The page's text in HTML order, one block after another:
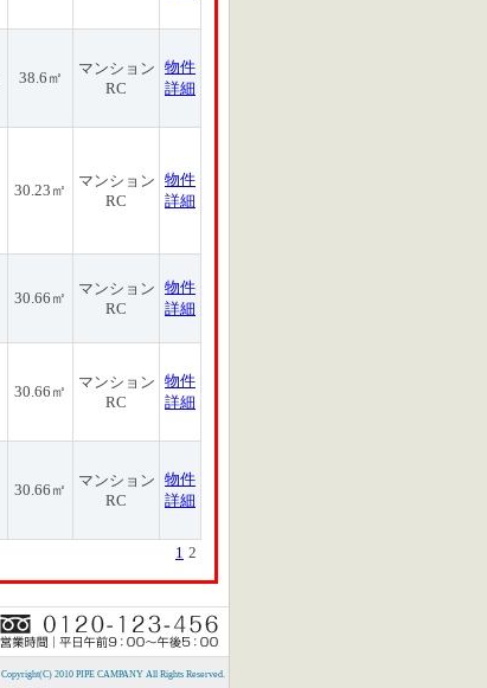
38.6㎡
マンション
RC
物件
詳細
30.23㎡
マンション
RC
物件
詳細
30.66㎡
マンション
RC
物件
詳細
30.66㎡
マンション
RC
物件
詳細
30.66㎡
マンション
RC
物件
詳細
1 2
Copyright(C) 2010 PIPE CAMPANY All Rights Reserved.